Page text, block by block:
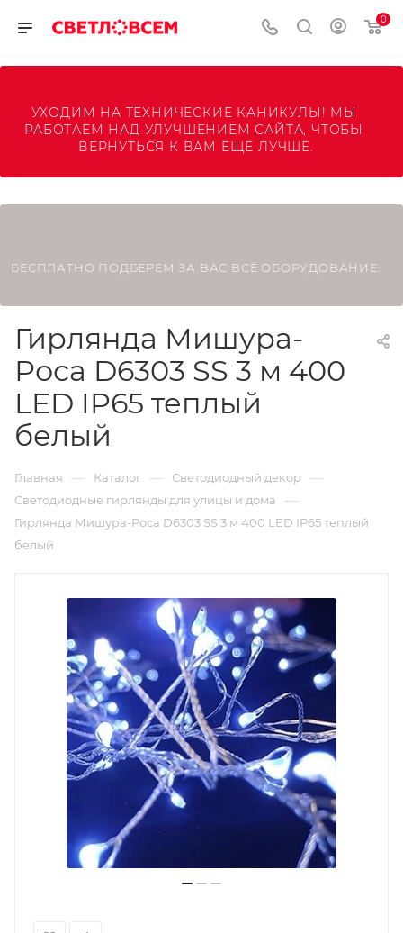
0
УХОДИМ НА ТЕХНИЧЕСКИЕ КАНИКУЛЫ! МЫ
РАБОТАЕМ НАД УЛУЧШЕНИЕМ САЙТА, ЧТОБЫ
ВЕРНУТЬСЯ К ВАМ ЕЩЕ ЛУЧШЕ.
БЕСПЛАТНО ПОДБЕРЕМ ЗА ВАС ВСЁ ОБОРУДОВАНИЕ.
Гирлянда Мишура-
Роса D6303 SS 3 м 400
LED IP65 теплый
белый
Главная — Каталог — Светодиодный декор —
Светодиодные гирлянды для улицы и дома —
Гирлянда Мишура-Роса D6303 SS 3 м 400 LED IP65 теплый
белый